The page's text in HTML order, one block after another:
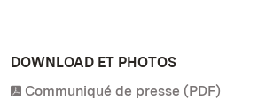
DOWNLOAD ET PHOTOS
Communiqué de presse (PDF)